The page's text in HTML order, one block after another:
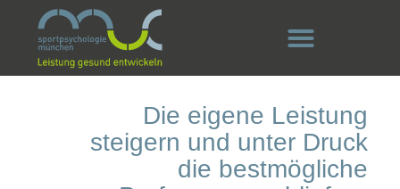
Die eigene Leistung
steigern und unter Druck
die bestmögliche